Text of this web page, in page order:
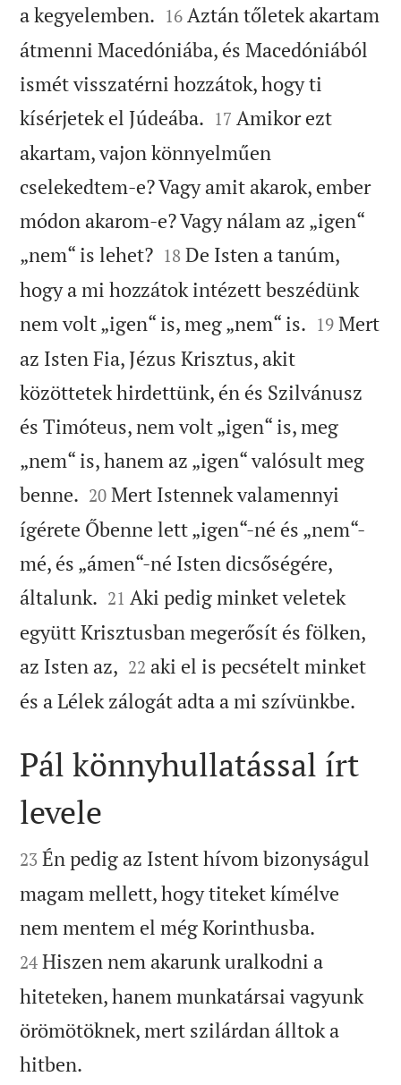
a kegyelemben. 

16 Aztán tőletek akartam
átmenni Macedóniába, és Macedóniából
ismét visszatérni hozzátok, hogy ti
kísérjetek el Júdeába. 

17 Amikor ezt
akartam, vajon könnyelműen
cselekedtem-e? Vagy amit akarok, ember
módon akarom-e? Vagy nálam az „igen“
„nem“ is lehet?
18 De Isten a tanúm,
hogy a mi hozzátok intézett beszédünk
nem volt „igen“ is, meg „nem“ is. 

19 Mert
az Isten Fia, Jézus Krisztus, akit
közöttetek hirdettünk, én és Szilvánusz
és Timóteus, nem volt „igen“ is, meg
„nem“ is, hanem az „igen“ valósult meg
benne. 

20 Mert Istennek valamennyi
ígérete Őbenne lett „igen“-né és „nem“-
mé, és „ámen“-né Isten dicsőségére,
általunk. 

21 Aki pedig minket veletek
együtt Krisztusban megerősít és fölken,
az Isten az, 

22 aki el is pecsételt minket
és a Lélek zálogát adta a mi szívünkbe.

Pál könnyhullatással írt
levele

23 Én pedig az Istent hívom bizonyságul
magam mellett, hogy titeket kímélve
nem mentem el még Korinthusba.
24 Hiszen nem akarunk uralkodni a
hiteteken, hanem munkatársai vagyunk
örömötöknek, mert szilárdan álltok a
hitben.